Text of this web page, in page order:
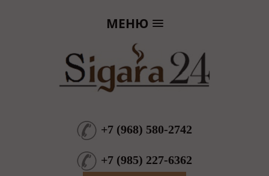
МЕНЮ
+7 (968) 580-2742
+7 (985) 227-6362